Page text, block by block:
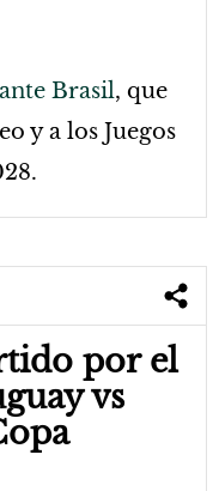
Brasil, que
y a los Juegos
por el
vs